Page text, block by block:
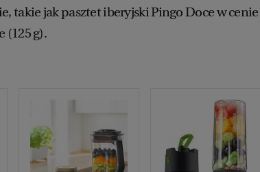
takie jak pasztet iberyjski Pingo Doce w cenie
(125 g).